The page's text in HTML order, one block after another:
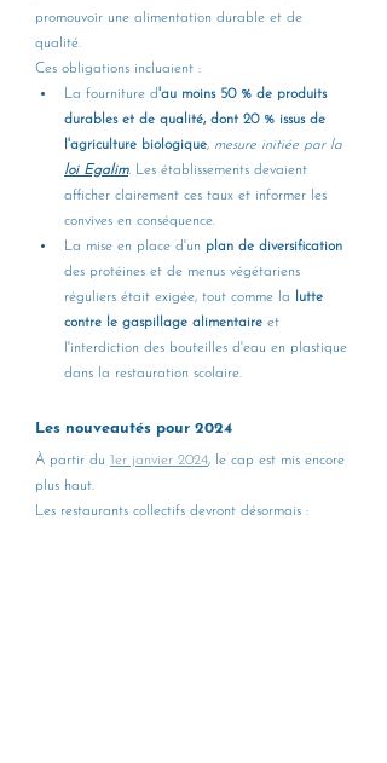
promouvoir une alimentation durable et de
qualité.
Ces obligations incluaient :
La fourniture d'au moins 50 % de produits
durables et de qualité, dont 20 % issus de
l'agriculture biologique, mesure initiée par la
loi Egalim. Les établissements devaient
afficher clairement ces taux et informer les
convives en conséquence.
La mise en place d'un plan de diversification
des protéines et de menus végétariens
réguliers était exigée, tout comme la
lutte
contre le gaspillage alimentaire et
l'interdiction des bouteilles d'eau en plastique
dans la restauration scolaire.
Les nouveautés pour 2024
À partir du 1er janvier 2024, le cap est mis encore
plus haut.
Les restaurants collectifs devront désormais :